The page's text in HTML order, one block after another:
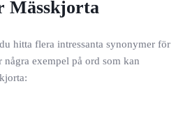
Mässkjorta
hitta flera intressanta synonymer för
några exempel på ord som kan